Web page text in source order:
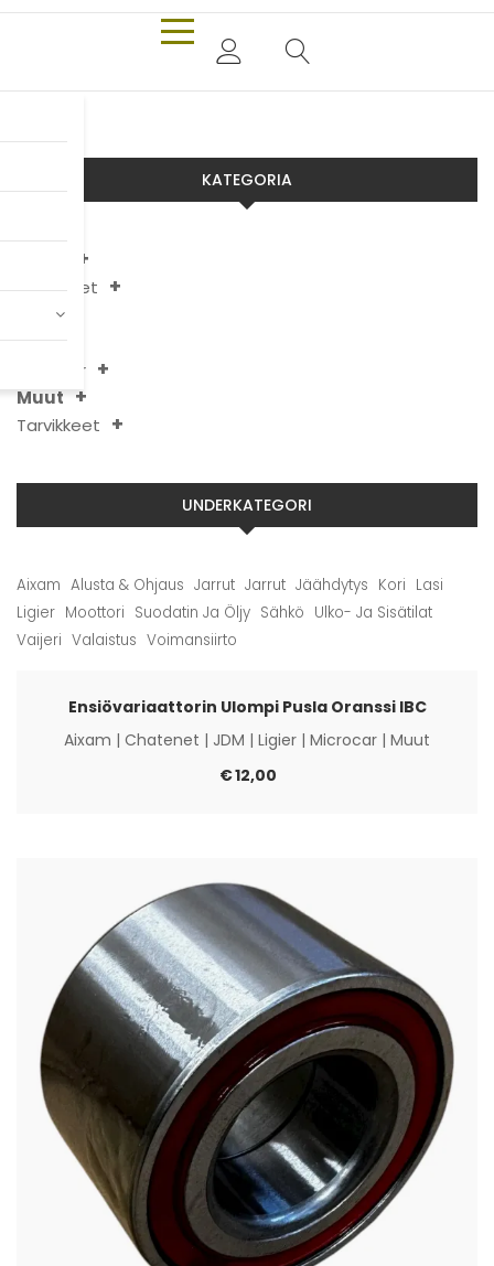
KATEGORIA
Chatenet
Ligier
Microcar
Muut
Tarvikkeet
UNDERKATEGORI
Aixam Alusta & Ohjaus Jarrut Jarrut Jäähdytys Kori Lasi
Ligier Moottori Suodatin Ja Öljy Sähkö Ulko- Ja Sisätilat
Vaijeri Valaistus Voimansiirto
Ensiövariaattorin Ulompi Pusla Oranssi IBC
Aixam | Chatenet | JDM | Ligier | Microcar | Muut
€12,00